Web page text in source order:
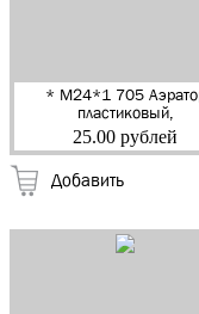
* M24*1 705
пластиковый,
наружная резьба
"ORTA" (40)
25.00 рублей
Добавить